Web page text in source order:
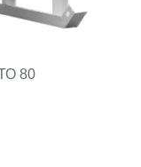
80